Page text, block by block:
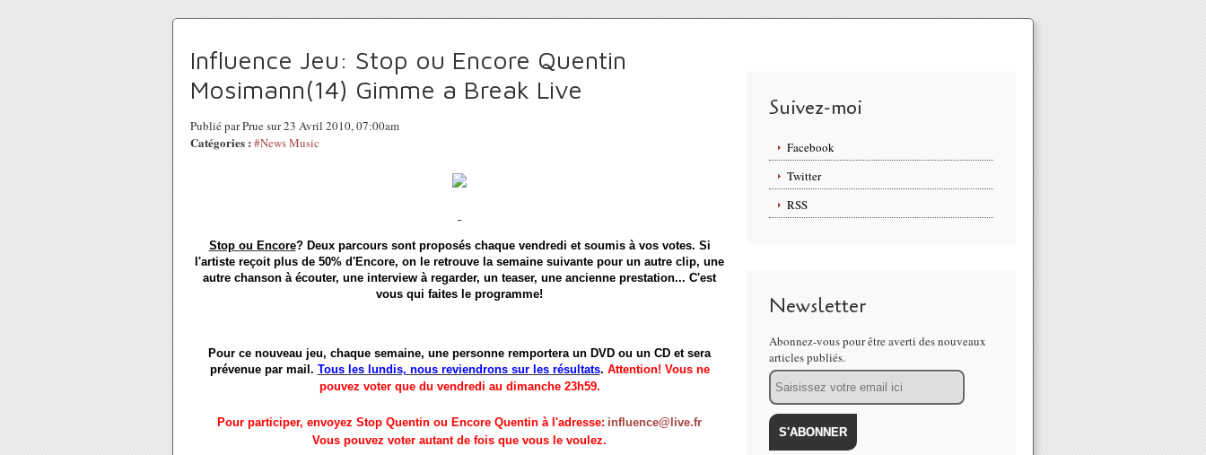
Influence Jeu: Stop ou Encore Quentin
Mosimann(14) Gimme a Break Live
Publié par Prue sur 23 Avril 2010, 07:00am
Catégories : #News Music
Stop ou Encore? Deux parcours sont proposés chaque vendredi et soumis à vos votes. Si
l'artiste reçoit plus de 50% d'Encore, on le retrouve la semaine suivante pour un autre clip, une
autre chanson à écouter, une interview à regarder, un teaser, une ancienne prestation... C'est
vous qui faites le programme!
Pour ce nouveau jeu, chaque semaine, une personne remportera un DVD ou un CD et sera
prévenue par mail. Tous les lundis, nous reviendrons sur les résultats. Attention! Vous ne
pouvez voter que du vendredi au dimanche 23h59.
Pour participer, envoyez Stop Quentin ou Encore Quentin à l'adresse: influence@live.fr
Vous pouvez voter autant de fois que vous le voulez.
Suivez-moi
Facebook
Twitter
RSS
Newsletter
Abonnez-vous pour être averti des nouveaux
articles publiés.
Email